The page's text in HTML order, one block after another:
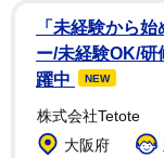
陥落直後の５★Ｓ
たしており、こ
異的な結果を残
す」という極め
もしっかりと自
「未経験から
ー/未経験OK/研
躍中
NEW
株式会社Tetote
大阪府